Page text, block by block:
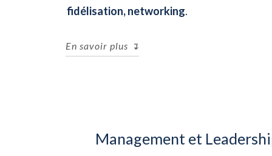
fidélisation, networking.
En savoir plus ↴
effectuée, les critères de succès de la
Management et